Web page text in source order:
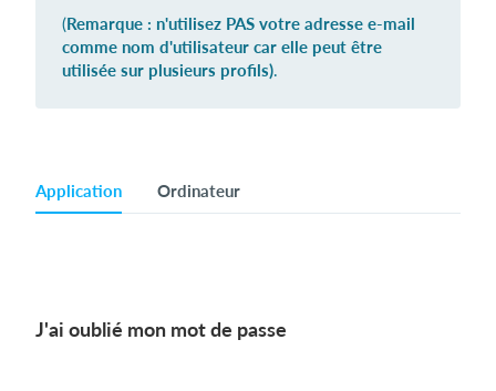
(Remarque : n'utilisez PAS votre adresse e-mail
comme nom d'utilisateur car elle peut être
utilisée sur plusieurs profils).
Application Ordinateur
J'ai oublié mon mot de passe